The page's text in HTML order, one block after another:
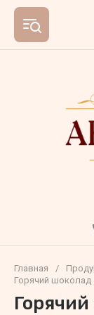
Главная /
Горячий шоколад